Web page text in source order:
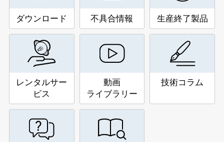
ダウンロード 不具合情報 生産終了製品
レンタルサー
ビス
動画
ライブラリー
技術コラム